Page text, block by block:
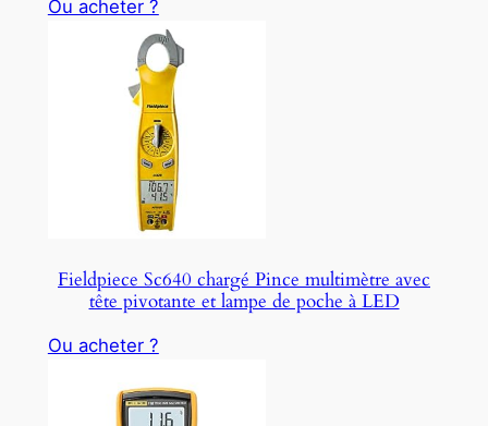
Ou acheter ?
Fieldpiece Sc640 chargé Pince multimètre avec
tête pivotante et lampe de poche à LED
Ou acheter ?